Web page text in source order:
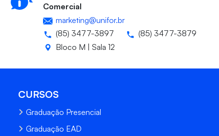
Comercial
marketing@unifor.br
(85) 3477-3897
(85) 3477-3879
Bloco M | Sala 12
CURSOS
Graduação Presencial
Graduação EAD